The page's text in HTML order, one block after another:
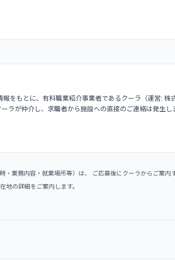
をもとに、有料職業紹介事業者であるクーラ（運営:
ラが仲介し、求職者から施設への直接のご連絡は発生
業務内容・就業場所等）は、 ご応募後にクーラからご案内
の詳細をご案内します。